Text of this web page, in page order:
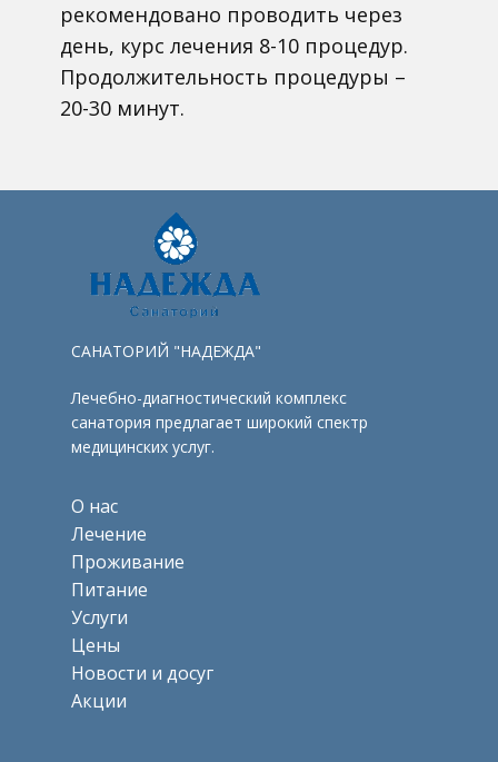
рекомендовано проводить через
день, курс лечения 8-10 процедур.
Продолжительность процедуры –
20-30 минут.
САНАТОРИЙ "НАДЕЖДА"
Лечебно-диагностический комплекс
санатория предлагает широкий спектр
медицинских услуг.
О нас
Лечение
Проживание
Питание
Услуги
Цены
Новости и досуг
Акции